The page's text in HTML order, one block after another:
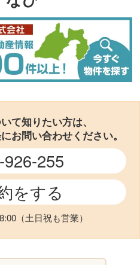
て知りたい方は、
お問い合わせください。
255
をする
（土日祝も営業）